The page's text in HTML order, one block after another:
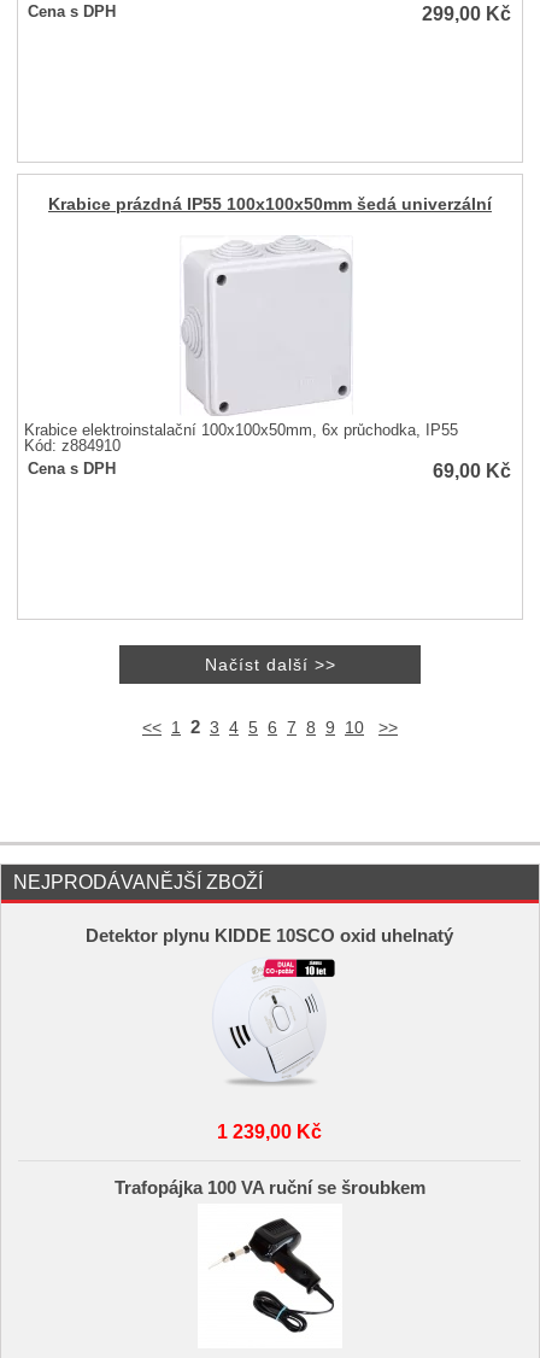
Cena s DPH
299,00 Kč
Krabice prázdná IP55 100x100x50mm šedá univerzální
Krabice elektroinstalační 100x100x50mm, 6x průchodka, IP55
Kód: z884910
Cena s DPH
69,00 Kč
<< 1 2 3 4 5 6 7 8 9 10 >>
NEJPRODÁVANĚJŠÍ ZBOŽÍ
Detektor plynu KIDDE 10SCO oxid uhelnatý
1 239,00 Kč
Trafopájka 100 VA ruční se šroubkem